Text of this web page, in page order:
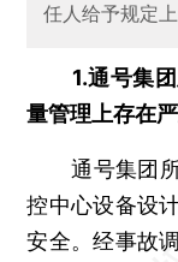
任人给予规定
1.通号集
量管理上存在严
通号集团所
控中心设备设
安全。经事故